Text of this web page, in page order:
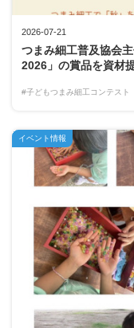
2026-07-21
つまみ細工普及協会
2026」の賞品を資材
#子どもつまみ細工コンテスト
イベント情報